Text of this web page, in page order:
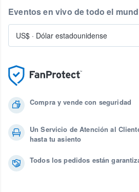
Compra y vende con seguridad
Un Servicio de Atención al
hasta tu asiento
Todos los pedidos están
Eventos en vivo de todo el
US$ · Dólar estadounidense